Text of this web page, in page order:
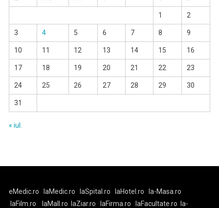
1 2
3 4 5 6 7 8 9
10 11 12 13 14 15 16
17 18 19 20 21 22 23
24 25 26 27 28 29 30
31
« iul.
eMedic.ro laMedic.ro laSpital.ro laHotel.ro
la-Masa.ro
laFilm.ro
laMall.ro laZiar.ro laFirma.ro laFacultate.ro
la-